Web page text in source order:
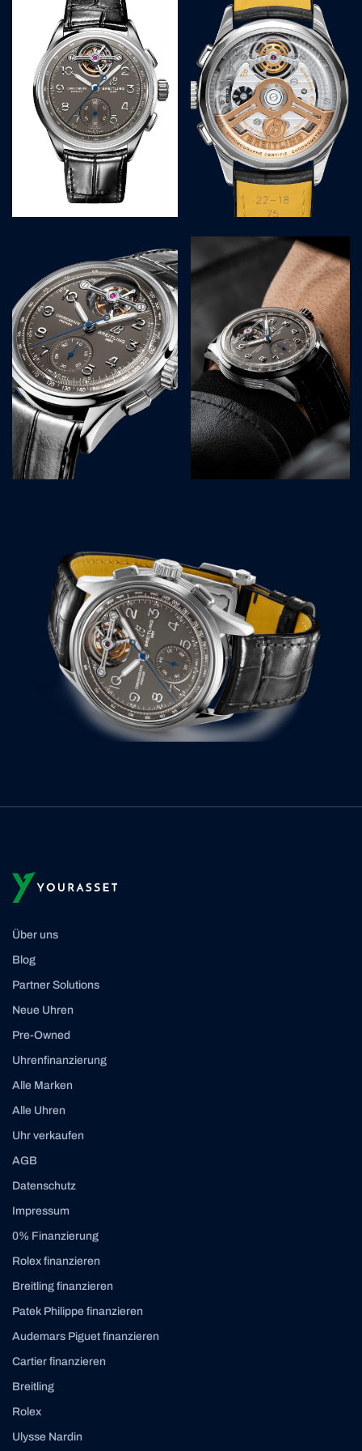
Über uns
Blog
Partner Solutions
Neue Uhren
Pre-Owned
Uhrenfinanzierung
Alle Marken
Alle Uhren
Uhr verkaufen
AGB
Datenschutz
Impressum
0% Finanzierung
Rolex finanzieren
Breitling finanzieren
Patek Philippe finanzieren
Audemars Piguet finanzieren
Cartier finanzieren
Breitling
Rolex
Ulysse Nardin